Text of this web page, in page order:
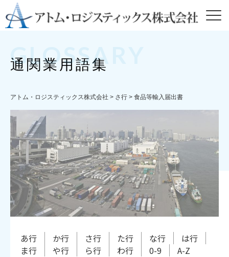
GLOSSARY
通関業用語集
アトム・ロジスティックス株式会社 > さ行 > 食品等輸入届出書
あ行 か行 さ行 た行 な行
は行
ま行
や行 ら行 わ行 0-9 A-Z